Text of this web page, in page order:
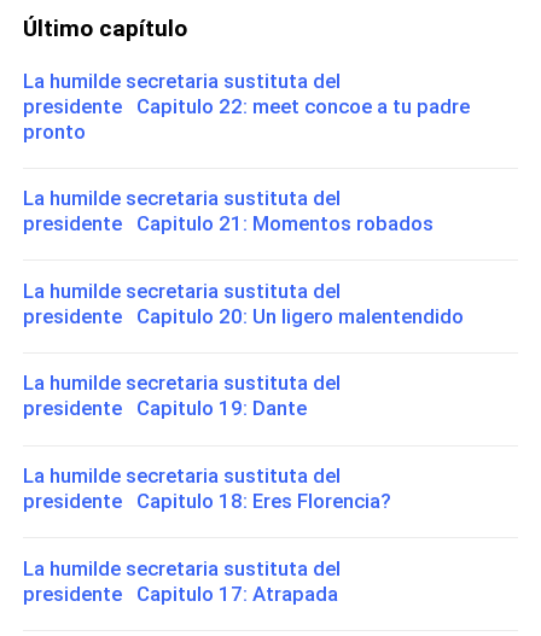
Último capítulo
La humilde secretaria sustituta del
presidente Capitulo 22: meet concoe a tu padre
pronto
La humilde secretaria sustituta del
presidente Capitulo 21: Momentos robados
La humilde secretaria sustituta del
presidente Capitulo 20: Un ligero malentendido
La humilde secretaria sustituta del
presidente Capitulo 19: Dante
La humilde secretaria sustituta del
presidente Capitulo 18: Eres Florencia?
La humilde secretaria sustituta del
presidente Capitulo 17: Atrapada